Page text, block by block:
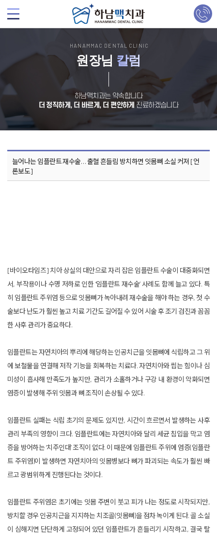
HANAMMAC DENTAL CLINIC
원장님 칼럼
하남맥치과는 약속합니다
더 정직하게, 더 바르게, 더 편안하게 진료하겠습니다
늘어나는 임플란트 재수술… 출혈 흔들림 방치하면 잇몸뼈 소실 커져 [언
론보도]
[바이오타임즈] 치아 상실의 대안으로 자리 잡은 임플란트 수술이 대중화되면
서, 부작용이나 수명 저하로 인한 ‘임플란트 재수술’ 사례도 함께 늘고 있다. 특
히 임플란트 주위염 등으로 잇몸뼈가 녹아내려 재수술을 해야 하는 경우, 첫 수
술보다 난도가 훨씬 높고 치료 기간도 길어질 수 있어 시술 후 조기 검진과 꼼꼼
한 사후 관리가 중요하다.
임플란트는 자연치아의 뿌리에 해당하는 인공치근을 잇몸뼈에 식립하고 그 위
에 보철물을 연결해 저작 기능을 회복하는 치료다. 자연치아와 씹는 힘이나 심
미성이 흡사해 만족도가 높지만, 관리가 소홀하거나 구강 내 환경이 악화되면
염증이 발생해 주위 잇몸과 뼈 조직이 손상될 수 있다.
임플란트 실패는 식립 초기의 문제도 있지만, 시간이 흐르면서 발생하는 사후
관리 부족의 영향이 크다. 임플란트에는 자연치아와 달리 세균 침입을 막고 염
증을 방어하는 ‘치주인대’ 조직이 없다. 이 때문에 임플란트 주위에 염증(임플란
트 주위염)이 발생하면 자연치아의 잇몸병보다 뼈가 파괴되는 속도가 훨씬 빠
르고 광범위하게 진행된다는 것이다.
임플란트 주위염은 초기에는 잇몸 주변이 붓고 피가 나는 정도로 시작되지만,
방치할 경우 인공치근을 지지하는 치조골(잇몸뼈)을 점차 녹이게 된다. 골 소실
이 심해지면 단단하게 고정되어 있던 임플란트가 흔들리기 시작하고, 결국 탈